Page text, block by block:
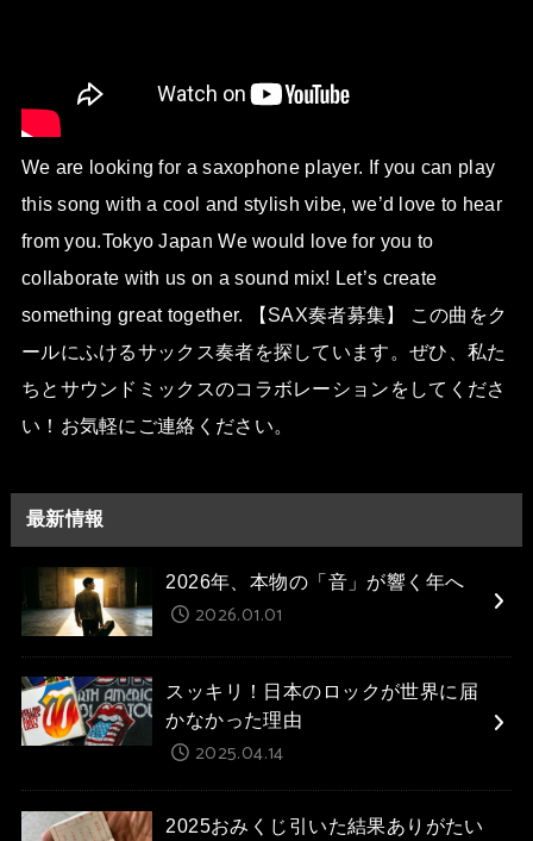
We are looking for a saxophone player. If you can play
this song with a cool and stylish vibe, we’d love to hear
from you.Tokyo Japan We would love for you to
collaborate with us on a sound mix! Let’s create
something great together. 【SAX奏者募集】 この曲をク
ールにふけるサックス奏者を探しています。ぜひ、私た
ちとサウンドミックスのコラボレーションをしてくださ
い！お気軽にご連絡ください。
最新情報
2026年、本物の「音」が響く年へ
2026.01.01
スッキリ！日本のロックが世界に届
かなかった理由
2025.04.14
2025おみくじ引いた結果ありがたい